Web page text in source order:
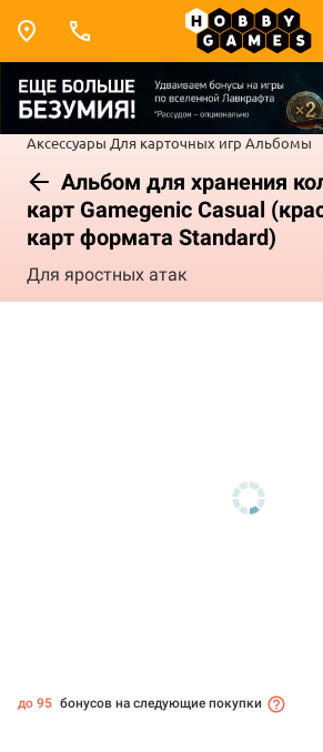
Аксессуары Для карточных игр Альбомы
Альбом для хранения
карт Gamegenic Casual
карт формата Standard)
Для яростных атак
до 95 бонусов на следующие покупки